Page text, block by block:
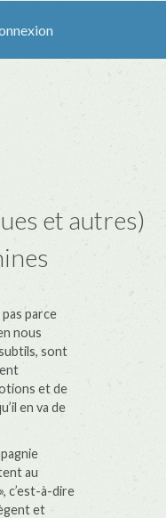
et autres)
parce
nous
sont
et de
en va de
au
c’est-à-dire
et